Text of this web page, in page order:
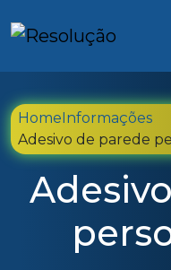
HomeInformações
Adesivo de parede